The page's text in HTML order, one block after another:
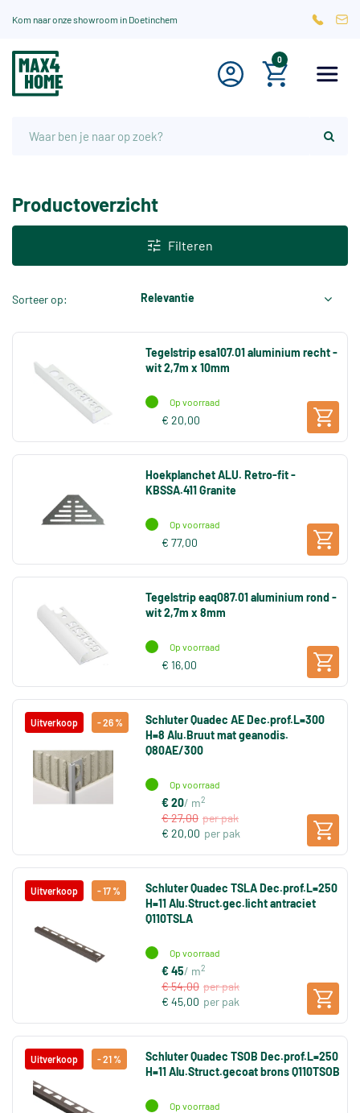
Kom naar onze showroom in Doetinchem
0
Productoverzicht
Filteren
Sorteer op: Relevantie
Tegelstrip esa107.01 aluminium recht -
wit 2,7m x 10mm
Op voorraad
€ 20,00
Hoekplanchet ALU. Retro-fit -
KBSSA.411 Granite
Op voorraad
€ 77,00
Tegelstrip eaq087.01 aluminium rond -
wit 2,7m x 8mm
Op voorraad
€ 16,00
Uitverkoop - 26 %
Schluter Quadec AE Dec.prof.L=300
H=8 Alu.Bruut mat geanodis.
Q80AE/300
Op voorraad
€ 20/ m2
€ 27,00 per pak
€ 20,00 per pak
Uitverkoop - 17 %
Schluter Quadec TSLA Dec.prof.L=250
H=11 Alu.Struct.gec.licht antraciet
Q110TSLA
Op voorraad
€ 45/ m2
€ 54,00 per pak
€ 45,00 per pak
Uitverkoop - 21 %
Schluter Quadec TSOB Dec.prof.L=250
H=11 Alu.Struct.gecoat brons Q110TSOB
Op voorraad